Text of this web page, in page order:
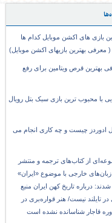
بازی های اکشن موبایل کدام ها
معرفی بهترین بازیهای اکشن موبایل)
بهترین قرص ویتامین برای رفع
با محبوب ترین بازی سبک بتل رویال
ادوردز چیست و چه کاری انجام می
از کتاب‌های ترجمه و منتشر
خارجی با موضوع «ایران»
درباره تاریخ کهن ایران منبع
تایلند نیست/ هنر قواره‌بری در
قاجار شناسانده نشده است